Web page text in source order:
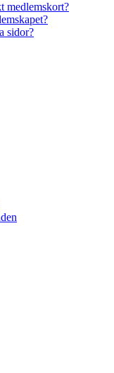
medlemskort?
sidor?